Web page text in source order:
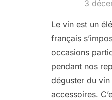
3
Le vin est un
français
occasions
pendant nos
déguster du
accessoires.